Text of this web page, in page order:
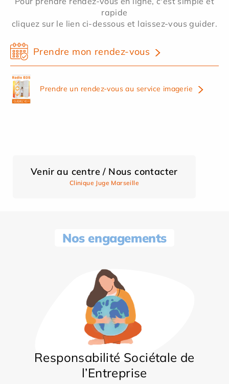
rapide
cliquez sur le lien ci-dessous et laissez-vous guider.
Prendre mon rendez-vous
Prendre un rendez-vous au service imagerie
Venir au centre / Nous contacter
Clinique Juge Marseille
Nos engagements
Responsabilité Sociétale de
l’Entreprise